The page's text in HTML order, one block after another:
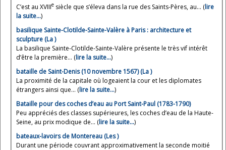
C’est au XVIIIe siècle que s’éleva dans la rue des Saints-Pères, au... (lire
la suite…)
basilique Sainte-Clotilde-Sainte-Valère à Paris : architecture et
sculpture (La )
La basilique Sainte-Clotilde-Sainte-Valère présente le très vif intérêt
d’être la première... (lire la suite…)
bataille de Saint-Denis (10 novembre 1567) (La )
La proximité de la capitale où logeaient la cour et les diplomates
étrangers ainsi que... (lire la suite…)
Bataille pour des coches d’eau au Port Saint-Paul (1783-1790)
Peu appréciés des classes supérieures, les coches d’eau de la Haute-
Seine, au prix modique de... (lire la suite…)
bateaux-lavoirs de Montereau (Les )
Durant une période couvrant approximativement la seconde moitié